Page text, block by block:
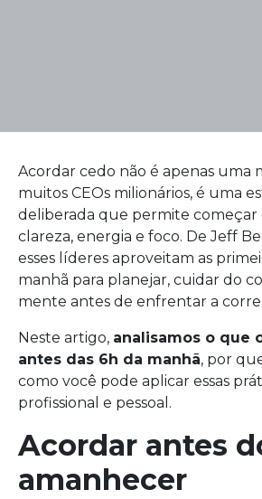
Acordar cedo não é apenas uma
muitos CEOs milionários, é uma
deliberada que permite começar
clareza, energia e foco. De Jeff
esses líderes aproveitam as
manhã para planejar, cuidar do
mente antes de enfrentar a
Neste artigo, analisamos o que
antes das 6h da manhã, por
como você pode aplicar essas
profissional e pessoal.
Acordar antes
amanhecer